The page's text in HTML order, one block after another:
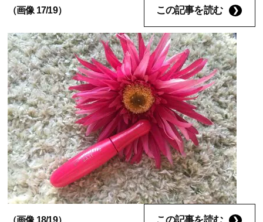
（画像 17/19） この記事を読む
（画像 18/19）